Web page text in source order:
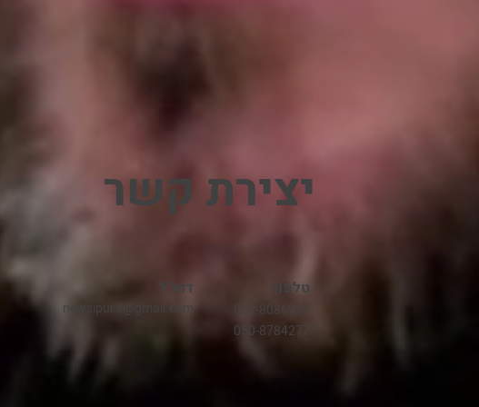
יצירת קשר
טלפון
052-8086920
050-8784277
דוא"ל
newsipur.il@gmail.com